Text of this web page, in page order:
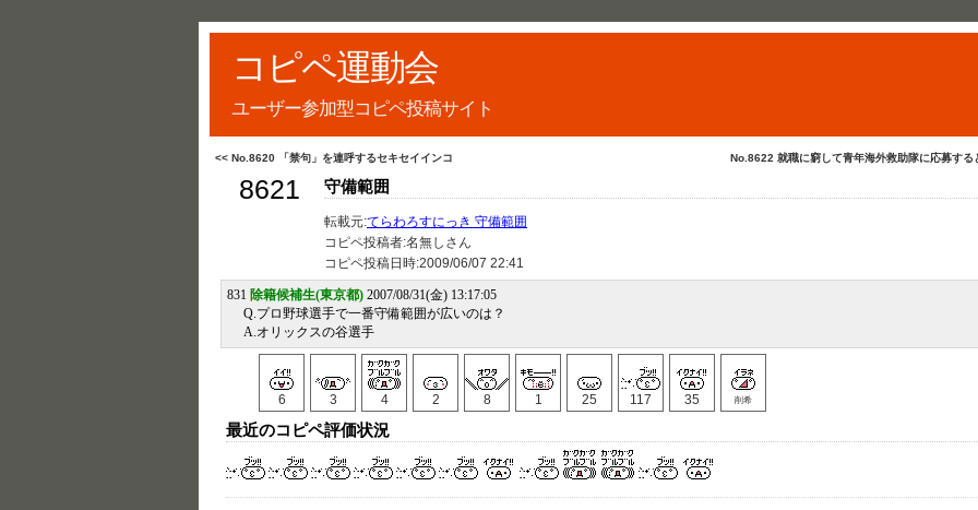
コピペ運動会
ユーザー参加型コピペ投稿サイト
No.8622 就職に窮して青年海外救助隊に応募する
<< No.8620 「禁句」を連呼するセキセイインコ
8621 守備範囲
転載元:てらわろすにっき 守備範囲
コピペ投稿者:名無しさん
コピペ投稿日時:2009/06/07 22:41
831 除籍候補生(東京都) 2007/08/31(金) 13:17:05
Q.プロ野球選手で一番守備範囲が広いのは？
A.オリックスの谷選手
6 3 4 2 8 1 25 117 35 削希
最近のコピペ評価状況